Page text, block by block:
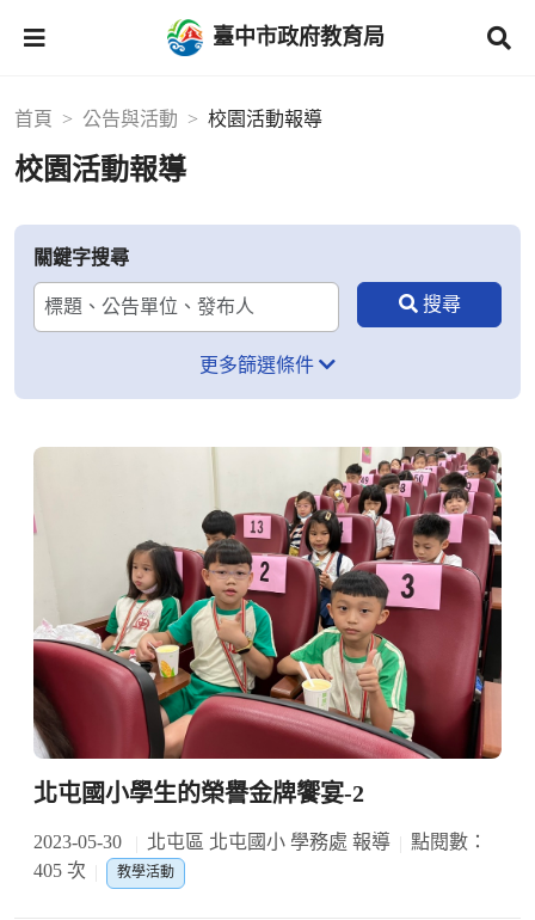
臺中市政府教育局
首頁 公告與活動 校園活動報導
校園活動報導
關鍵字搜尋
更多篩選條件
北屯國小學生的榮譽金牌饗宴-2
2023-05-30 北屯區 北屯國小 學務處 報導
點閱數：
405 次
教學活動